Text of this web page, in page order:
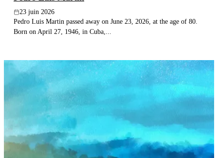
23 juin 2026
Pedro Luis Martin passed away on June 23, 2026, at the age of 80.
Born on April 27, 1946, in Cuba,...